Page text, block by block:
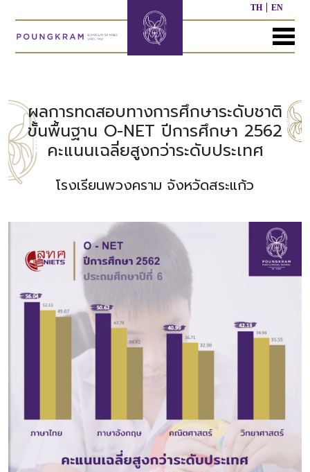
TH EN
MENU
แรก
กับ
ประวัติ
โรงเรียน
บุคลากร
พันธ
ของ
เรา
หลักสูตร
ก่อน
วัย
เรียน
อนุบาล
หลักสูตร
ประถม
หลักสูตร
มัธยมศึกษา
ผล
งาน
ที่
ผ่าน
มา
กิจกรรม
อื่นๆ
เราผลการทดสอบทางการศึกษาระดับชาติ
ขั้นพื้นฐาน O-NET ปีการศึกษา 2562
คะแนนเฉลี่ยสูงกว่าระดับประเทศ
โรงเรียนพวงคราม จังหวัดสระแก้ว